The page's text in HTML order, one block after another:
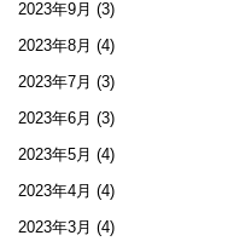
2023年9月 (3)
2023年8月 (4)
2023年7月 (3)
2023年6月 (3)
2023年5月 (4)
2023年4月 (4)
2023年3月 (4)